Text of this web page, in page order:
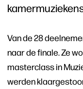
Van de 28
naar de finale. Ze
masterclass in
werden